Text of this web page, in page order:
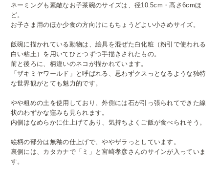
ネーミングも素敵なお子茶碗のサイズは、径10.5cm・高さ6cmほ
ど。
お子さま用のほか少食の方向けにもちょうどよい小さめサイズ。
飯碗に描かれている動物は、絵具を混ぜた白化粧（粉引で使われる
白い粘土）を用いてひとつずつ手描きされたもの。
前と後ろに、柄違いのネコが描かれています。
「ザキミヤワールド」と呼ばれる、思わずクスっとなるような独特
な世界観がとても魅力的です。
やや粗めの土を使用しており、外側には石が引っ張られてできた線
状のわずかな窪みも見られます。
内側はなめらかに仕上げてあり、気持ちよくご飯が食べられそう。
絵柄の部分は無釉の仕上げで、ややザラっとしています。
裏側には、カタカナで「ミ」と宮崎孝彦さんのサインが入っていま
す。